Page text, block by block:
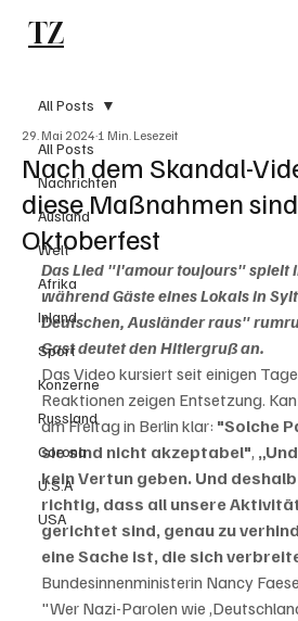
TZ
All Posts
Nachrichten
Ausland
Welt
Afrika
Inland
Sport
Konzerne
Russland
Corona
U.S.A
USA
All Posts
Nach dem Skandal-
diese Maßnahmen
Oktoberfest
29. Mai 2024 1 Min. Lesezeit
Das Lied "l'amour toujours" spielt
während Gäste eines Lokals in
Deutschen, Ausländer raus"
Gast deutet den Hitlergruß an.
Das Video kursiert seit einigen
Reaktionen zeigen Entsetzung.
am Freitag in Berlin klar: "Solche
sie sind nicht akzeptabel",
kein Vertun geben. Und
richtig, dass all unsere
gerichtet sind, genau zu
eine Sache ist, die sich
Bundesinnenministerin Nancy
"Wer Nazi-Parolen wie